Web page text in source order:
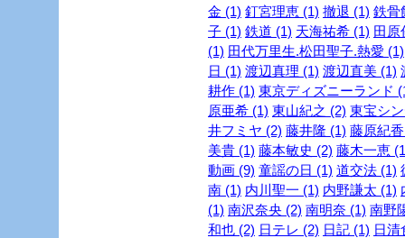
金 (1) 釘宮理恵 (1) 撤退 (1) 鉄骨
子 (1) 鉄道 (1) 天海祐希 (1) 田原
(1) 田代万里生.松田聖子.熱愛 (1)
日 (1) 渡辺真理 (1) 渡辺直美 (1)
耕作 (1) 東京ディズニーランド
原亜希 (1) 東山紀之 (2) 東宝シ
井フミヤ (2) 藤井隆 (1) 藤原紀
美貴 (1) 藤本敏史 (2) 藤木一恵
動画 (9) 童謡の日 (1) 道交法 (1)
南 (1) 内川聖一 (1) 内野謙太 (1)
(1) 南沢奈央 (2) 南明奈 (1) 南野
和也 (2) 日テレ (2) 日記 (1) 日清